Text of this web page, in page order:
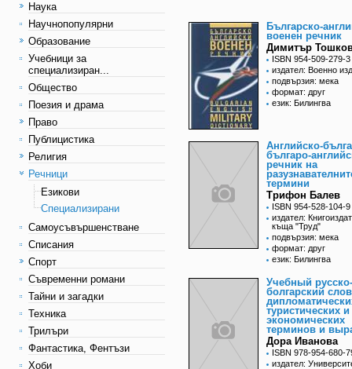
Наука
Научнопопулярни
Образование
Учебници за
специализиран...
Общество
Поезия и драма
Право
Публицистика
Религия
Речници
Езикови
Специализирани
Самоусъвършенстване
Списания
Спорт
Съвременни романи
Тайни и загадки
Техника
Трилъри
Фантастика, Фентъзи
Хоби
Българско-
военен речник
Димитър
ISBN 954-509-279-3
издател: Военно
подвързия: мека
формат: друг
език: Билингва
Английско-
българо-
речник на
термини
Трифон Балев
ISBN 954-528-104-9
издател:
къща "Труд"
подвързия: мека
формат: друг
език: Билингва
Учебный русско-
болгарский
туристических и
экономических
терминов и
Дора Иванова
ISBN 978-954-680-
издател: